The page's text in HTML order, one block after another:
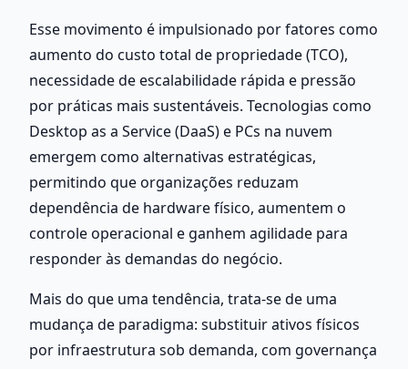
Esse movimento é impulsionado por fatores como
aumento do custo total de propriedade (TCO),
necessidade de escalabilidade rápida e pressão
por práticas mais sustentáveis. Tecnologias como
Desktop as a Service (DaaS) e PCs na nuvem
emergem como alternativas estratégicas,
permitindo que organizações reduzam
dependência de hardware físico, aumentem o
controle operacional e ganhem agilidade para
responder às demandas do negócio.
Mais do que uma tendência, trata-se de uma
mudança de paradigma: substituir ativos físicos
por infraestrutura sob demanda, com governança